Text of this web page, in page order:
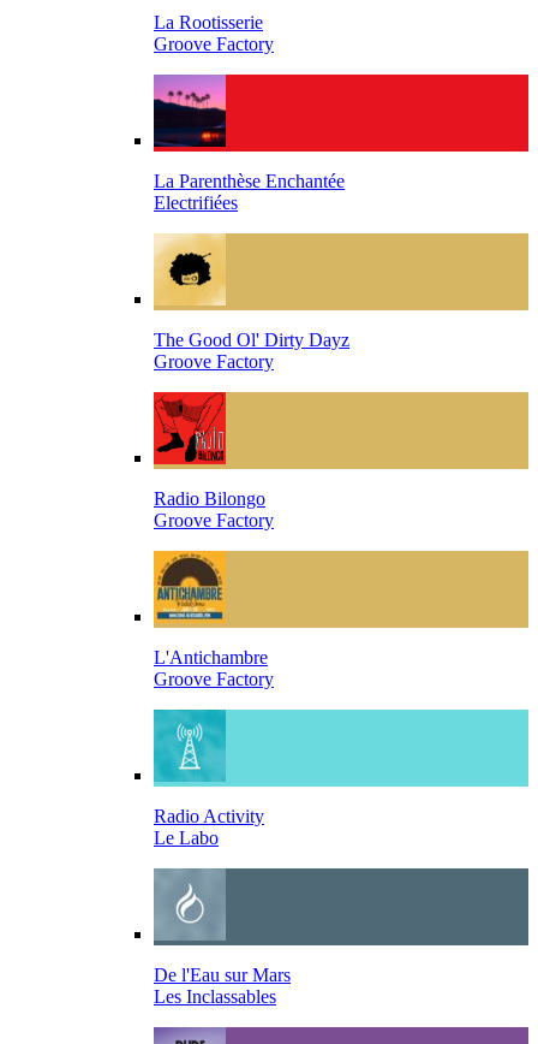
La Rootisserie
Groove Factory
La Parenthèse Enchantée
Electrifiées
The Good Ol' Dirty Dayz
Groove Factory
Radio Bilongo
Groove Factory
L'Antichambre
Groove Factory
Radio Activity
Le Labo
De l'Eau sur Mars
Les Inclassables